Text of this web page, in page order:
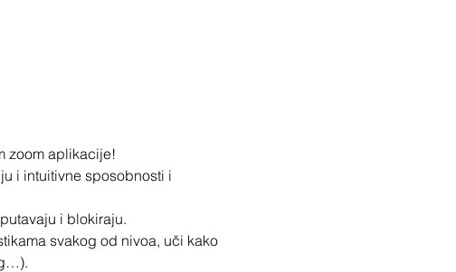
zoom aplikacije!
i intuitivne sposobnosti i
i blokiraju.
svakog od nivoa, uči kako